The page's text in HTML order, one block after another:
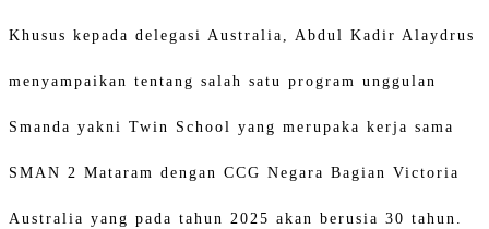
Khusus kepada delegasi Australia, Abdul Kadir Alaydrus
menyampaikan tentang salah satu program unggulan
Smanda yakni Twin School yang merupaka kerja sama
SMAN 2 Mataram dengan CCG Negara Bagian Victoria
Australia yang pada tahun 2025 akan berusia 30 tahun.